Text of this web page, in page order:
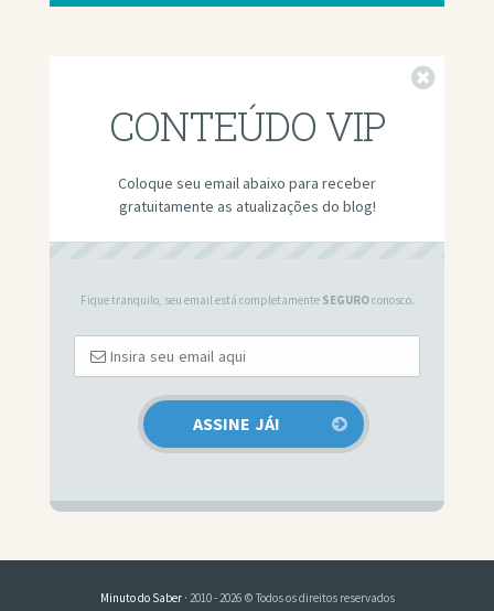
CONTEÚDO VIP
Coloque seu email abaixo para receber
gratuitamente as atualizações do blog!
Fique tranquilo, seu email está completamente SEGUROconosco.
Minuto do Saber· 2010 - 2026 © Todos os direitos reservados